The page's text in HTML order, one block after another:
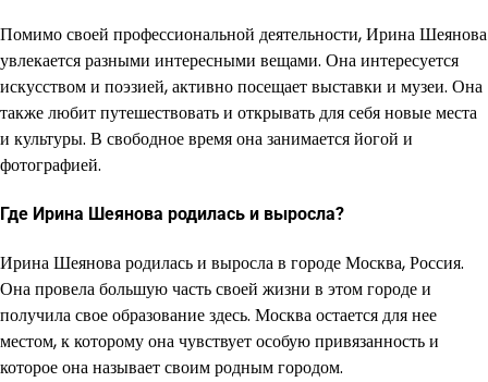
Помимо своей профессиональной деятельности, Ирина Шеянова
увлекается разными интересными вещами. Она интересуется
искусством и поэзией, активно посещает выставки и музеи. Она
также любит путешествовать и открывать для себя новые места
и культуры. В свободное время она занимается йогой и
фотографией.
Где Ирина Шеянова родилась и выросла?
Ирина Шеянова родилась и выросла в городе Москва, Россия.
Она провела большую часть своей жизни в этом городе и
получила свое образование здесь. Москва остается для нее
местом, к которому она чувствует особую привязанность и
которое она называет своим родным городом.